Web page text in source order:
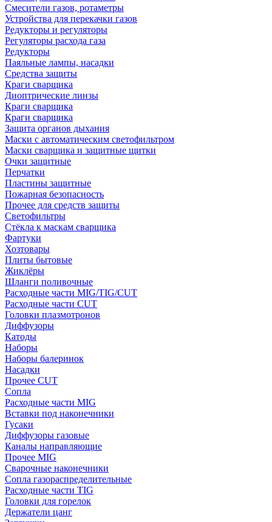
Смесители газов, ротаметры
Устройства для перекачки газов
Редукторы и регуляторы
Регуляторы расхода газа
Редукторы
Паяльные лампы, насадки
Средства защиты
Краги сварщика
Диоптрические линзы
Краги сварщика
Краги сварщика
Защита органов дыхания
Маски с автоматическим светофильтром
Маски сварщика и защитные щитки
Очки защитные
Перчатки
Пластины защитные
Пожарная безопасность
Прочее для средств защиты
Светофильтры
Стёкла к маскам сварщика
Фартуки
Хозтовары
Плиты бытовые
Жиклёры
Шланги поливочные
Расходные части MIG/TIG/CUT
Расходные части CUT
Головки плазмотронов
Диффузоры
Катоды
Наборы
Наборы балеринок
Насадки
Прочее CUT
Сопла
Расходные части MIG
Вставки под наконечники
Гусаки
Диффузоры газовые
Каналы направляющие
Прочее MIG
Сварочные наконечники
Сопла газораспределительные
Расходные части TIG
Головки для горелок
Держатели цанг